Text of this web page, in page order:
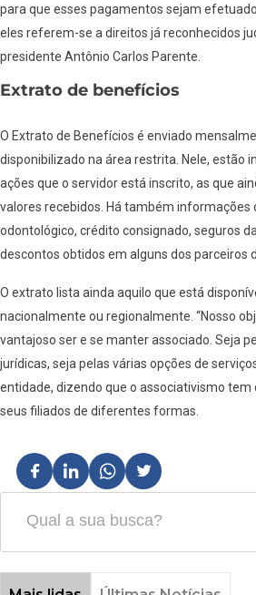
para que esses pagamentos sejam
eles referem-se a direitos já reconhecidos
presidente Antônio Carlos Parente.
Extrato de benefícios
O Extrato de Benefícios é enviado
disponibilizado na área restrita. Nele, estão
ações que o servidor está inscrito, as que
valores recebidos. Há também informações
odontológico, crédito consignado, seguros
descontos obtidos em alguns dos parceiros
O extrato lista ainda aquilo que está
nacionalmente ou regionalmente. “Nosso
vantajoso ser e se manter associado. Seja
jurídicas, seja pelas várias opções de
entidade, dizendo que o associativismo
seus filiados de diferentes formas.